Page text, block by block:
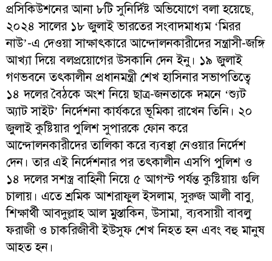
প্রসিকিউশনের আনা ৮টি সুনির্দিষ্ট অভিযোগে বলা হয়েছে,
২০২৪ সালের ১৮ জুলাই ভারতের সংবাদমাধ্যম ‘মিরর
নাউ’-এ দেওয়া সাক্ষাৎকারে আন্দোলনকারীদের সন্ত্রাসী-জঙ্গি
আখ্যা দিয়ে বলপ্রয়োগের উসকানি দেন ইনু। ১৯ জুলাই
গণভবনে তৎকালীন প্রধানমন্ত্রী শেখ হাসিনার সভাপতিত্বে
১৪ দলের বৈঠকে অংশ নিয়ে ছাত্র-জনতাকে দমনে ‘শ্যুট
অ্যাট সাইট’ নির্দেশনা কার্যকরে ভূমিকা রাখেন তিনি। ২০
জুলাই কুষ্টিয়ার পুলিশ সুপারকে ফোন করে
আন্দোলনকারীদের তালিকা করে ব্যবস্থা নেওয়ার নির্দেশ
দেন। তার এই নির্দেশনার পর তৎকালীন এসপি পুলিশ ও
১৪ দলের সশস্ত্র বাহিনী নিয়ে ৫ আগস্ট পর্যন্ত কুষ্টিয়ায় গুলি
চালায়। এতে শ্রমিক আশরাফুল ইসলাম, সুরুজ আলী বাবু,
শিক্ষার্থী আবদুল্লাহ আল মুস্তাকিন, উসামা, ব্যবসায়ী বাবলু
ফরাজী ও চাকরিজীবী ইউসুফ শেখ নিহত হন এবং বহু মানুষ
আহত হন।